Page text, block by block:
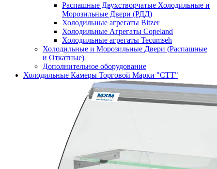
Распашные Двухстворчатые Холодильные и
Морозильные Двери (РДД)
Холодильные агрегаты Bitzer
Холодильные Агрегаты Copeland
Холодильные агрегаты Tecumseh
Холодильные и Морозильные Двери (Распашные
и Откатные)
Дополнительное оборудование
Холодильные Камеры Торговой Марки "СТТ"